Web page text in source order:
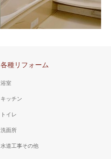
山梨県 甲府市 Ｋ様邸
（浴室工事０．７５坪）
して窓は特注。
（浴室リフォーム）
TOTOリモデルクラブ店の中か
各種リフォーム
浴室
キッチン
トイレ
洗面所
水道工事その他